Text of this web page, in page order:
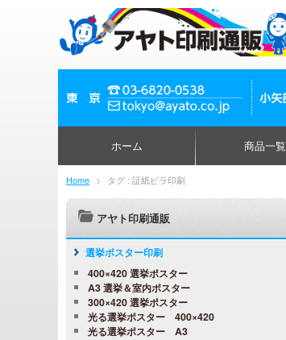
ホーム 商品一覧
Home > タグ : 証紙ビラ印刷
アヤト印刷通販
選挙ポスター印刷
400×420 選挙ポスター
A3 選挙＆室内ポスター
300×420 選挙ポスター
光る選挙ポスター 400×420
光る選挙ポスター A3